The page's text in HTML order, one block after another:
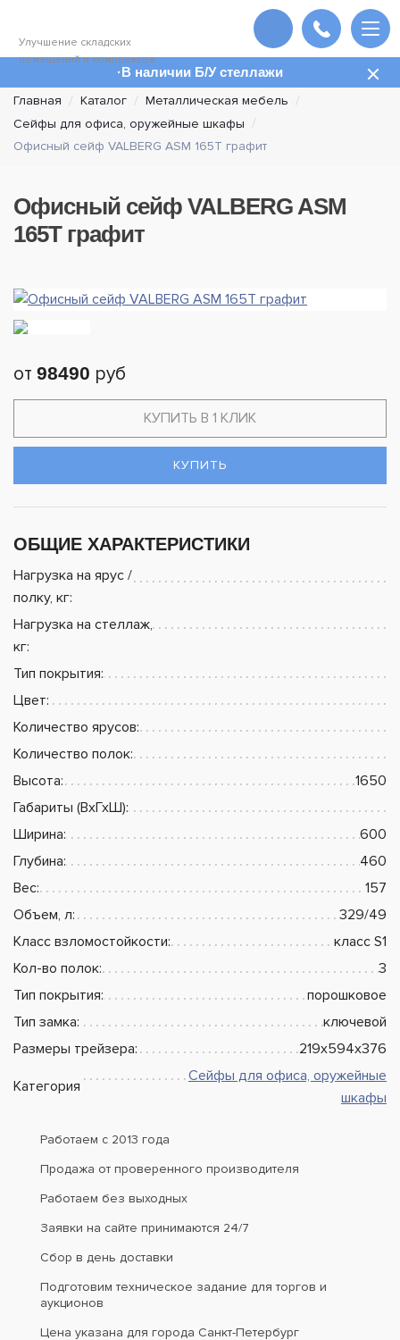
Улучшение складских
помещений и комплексов
В наличии Б/У стеллажи
Главная
Каталог
Металлическая мебель
Сейфы для офиса, оружейные шкафы
Офисный сейф VALBERG ASM 165T графит
Офисный сейф VALBERG ASM
165T графит
от 98490 руб
КУПИТЬ В 1 КЛИК
КУПИТЬ
ОБЩИЕ ХАРАКТЕРИСТИКИ
Нагрузка на ярус /
полку, кг:
Нагрузка на стеллаж,
кг:
Тип покрытия:
Цвет:
Количество ярусов:
Количество полок:
Высота:
1650
Габариты (ВхГхШ):
Ширина:
600
Глубина:
460
Вес:
157
Объем, л:
329/49
Класс взломостойкости:
класс S1
Кол-во полок:
3
Тип покрытия:
порошковое
Тип замка:
ключевой
Размеры трейзера:
219x594x376
Категория
Сейфы для офиса, оружейные
шкафы
Работаем с 2013 года
Продажа от проверенного производителя
Работаем без выходных
Заявки на сайте принимаются 24/7
Сбор в день доставки
Подготовим техническое задание для торгов и
аукционов
Цена указана для города Санкт-Петербург